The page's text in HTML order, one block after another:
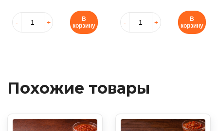
В
корзину
В
корзину
Похожие товары